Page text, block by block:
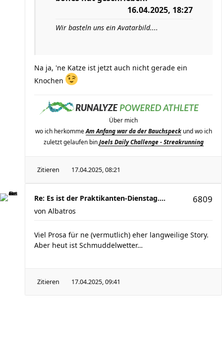
16.04.2025, 18:27
Wir basteln uns ein Avatarbild....
Na ja, 'ne Katze ist jetzt auch nicht gerade ein
Knochen
Über mich
wo ich herkomme Am Anfang war da der Bauchspeckund wo ich
zuletzt gelaufen binJoels Daily Challenge - Streakrunning
Zitieren 17.04.2025, 08:21
Re: Es ist der Praktikanten-Dienstag.... 6809
von Albatros
Viel Prosa für ne (vermutlich) eher langweilige Story.
Aber heut ist Schmuddelwetter…
Zitieren 17.04.2025, 09:41